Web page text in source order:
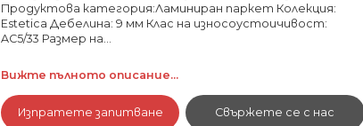
Продуктова категория:Ламиниран паркет Колекция:
Estetica Дебелина: 9 мм Клас на износоустоичивост:
AC5/33 Размер на...
Вижте пълното описание...
Изпратете запитване Свържете се с нас